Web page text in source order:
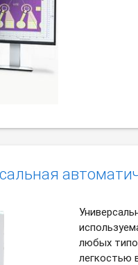
любых
легкостью